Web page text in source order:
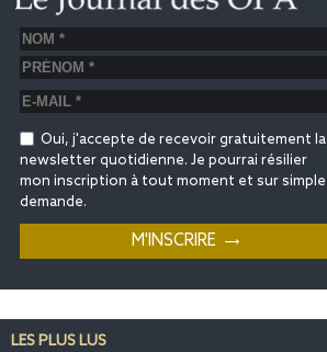
Oui, j'accepte de recevoir gratuitement la
newsletter quotidienne. Je pourrai résilier
mon inscription à tout moment et sur simple
demande.
LES PLUS LUS